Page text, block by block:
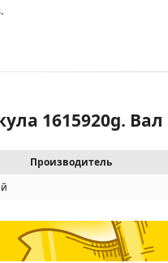
1615920g.
Производитель